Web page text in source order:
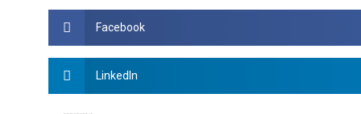
Facebook
LinkedIn